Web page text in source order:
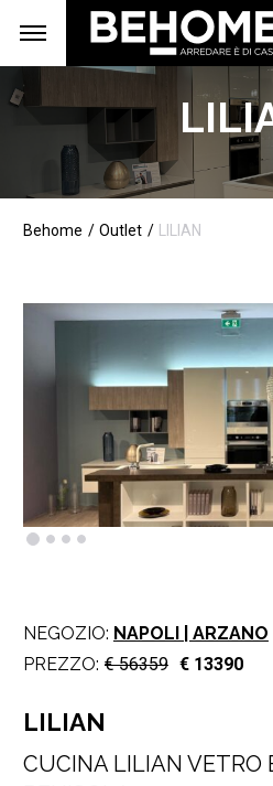
Behome Outlet LILIAN
NEGOZIO: NAPOLI | ARZANO
PREZZO: € 56359 € 13390
LILIAN
CUCINA LILIAN VETRO